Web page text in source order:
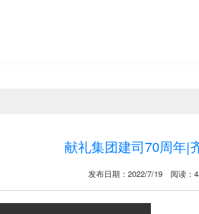
献礼集团建司70周年|
发布日期：2022/7/19 阅读：